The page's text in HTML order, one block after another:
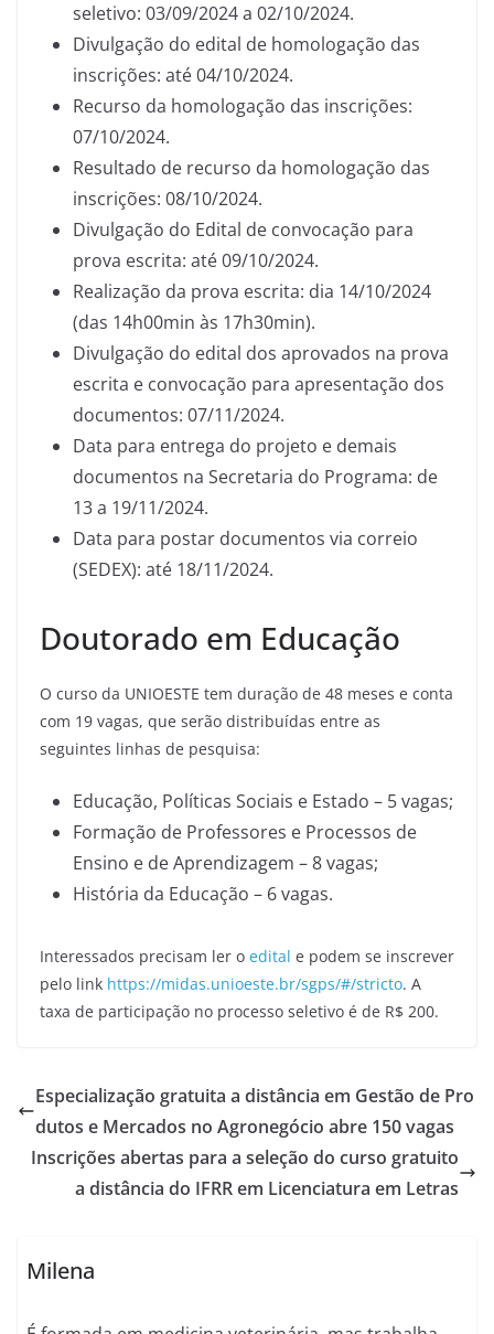
seletivo: 03/09/2024 a 02/10/2024.
Divulgação do edital de homologação das
inscrições: até 04/10/2024.
Recurso da homologação das inscrições:
07/10/2024.
Resultado de recurso da homologação das
inscrições: 08/10/2024.
Divulgação do Edital de convocação para
prova escrita: até 09/10/2024.
Realização da prova escrita: dia 14/10/2024
(das 14h00min às 17h30min).
Divulgação do edital dos aprovados na prova
escrita e convocação para apresentação dos
documentos: 07/11/2024.
Data para entrega do projeto e demais
documentos na Secretaria do Programa: de
13 a 19/11/2024.
Data para postar documentos via correio
(SEDEX): até 18/11/2024.
Doutorado em Educação
O curso da UNIOESTE tem duração de 48 meses e conta
com 19 vagas, que serão distribuídas entre as
seguintes linhas de pesquisa:
Educação, Políticas Sociais e Estado – 5 vagas;
Formação de Professores e Processos de
Ensino e de Aprendizagem – 8 vagas;
História da Educação – 6 vagas.
Interessados precisam ler o edital e podem se inscrever
pelo link https://midas.unioeste.br/sgps/#/stricto. A
taxa de participação no processo seletivo é de R$ 200.
Especialização gratuita a distância em Gestão de Pro
dutos e Mercados no Agronegócio abre 150 vagas
Inscrições abertas para a seleção do curso gratuito
a distância do IFRR em Licenciatura em Letras
Milena